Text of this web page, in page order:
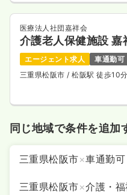
医療法人社団嘉祥会
介護老人保健施設 嘉
エージェント求人 車通勤可
三重県松阪市 / 松阪駅 徒歩10分
同じ地域で条件を追加
三重県松阪市×車通勤可
三重県松阪市×介護・